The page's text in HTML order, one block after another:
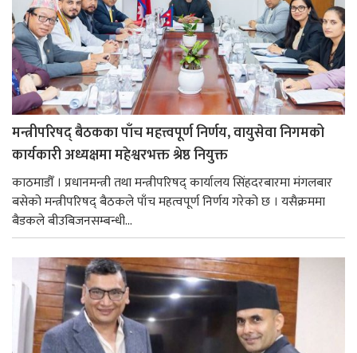
मन्त्रीपरिषद् बैठकका पाँच महत्त्वपूर्ण निर्णय, वायुसेवा निगमको
कार्यकारी अध्यक्षमा महेश्वरभक्त श्रेष्ठ नियुक्त
काठमाडौँ । प्रधानमन्त्री तथा मन्त्रीपरिषद् कार्यालय सिंहदरबारमा मंगलबार
बसेको मन्त्रीपरिषद् बैठकले पाँच महत्वपूर्ण निर्णय गरेको छ । यसैक्रममा
बैडकले बीउबिजनसम्बन्धी...